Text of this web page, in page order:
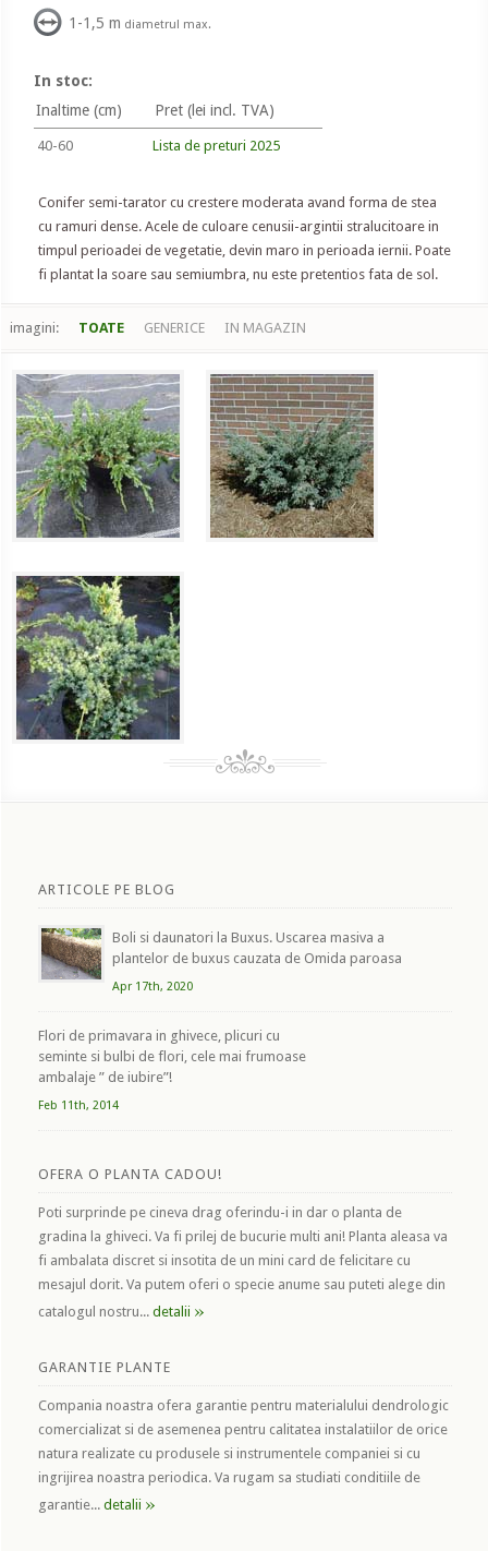
1-1,5 m diametrul max.
In stoc:
Inaltime (cm)
Pret (lei incl. TVA)
40-60 Lista de preturi 2025
Conifer semi-tarator cu crestere moderata avand forma de stea
cu ramuri dense. Acele de culoare cenusii-argintii stralucitoare in
timpul perioadei de vegetatie, devin maro in perioada iernii. Poate
fi plantat la soare sau semiumbra, nu este pretentios fata de sol.
imagini: TOATE GENERICE IN MAGAZIN
ARTICOLE PE BLOG
Boli si daunatori la Buxus. Uscarea masiva a
plantelor de buxus cauzata de Omida paroasa
Apr 17th, 2020
Flori de primavara in ghivece, plicuri cu
seminte si bulbi de flori, cele mai frumoase
ambalaje ” de iubire”!
Feb 11th, 2014
OFERA O PLANTA CADOU!
Poti surprinde pe cineva drag oferindu-i in dar o planta de
gradina la ghiveci. Va fi prilej de bucurie multi ani! Planta aleasa va
fi ambalata discret si insotita de un mini card de felicitare cu
mesajul dorit. Va putem oferi o specie anume sau puteti alege din
catalogul nostru... detalii »
GARANTIE PLANTE
Compania noastra ofera garantie pentru materialului dendrologic
comercializat si de asemenea pentru calitatea instalatiilor de orice
natura realizate cu produsele si instrumentele companiei si cu
ingrijirea noastra periodica. Va rugam sa studiati conditiile de
garantie... detalii »